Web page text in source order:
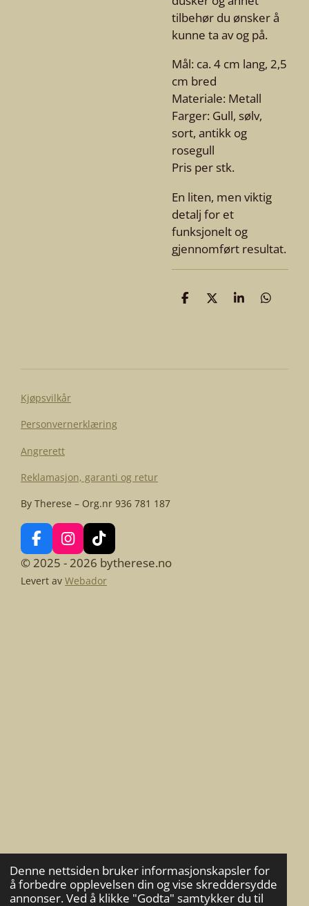
Denne nettsiden bruker informasjonskapsler for
å forbedre opplevelsen din og vise skreddersydde
annonser. Ved å klikke "Godta" samtykker du til
tilbehør du ønsker å
kunne ta av og på.
Mål: ca. 4 cm lang, 2,5
cm bred
Materiale: Metall
Farger: Gull, sølv,
sort, antikk og
rosegull
Pris per stk.
En liten, men viktig
detalj for et
funksjonelt og
gjennomført resultat.
D
D
D
D
Kjøpsvilkår
Personvernerklæring
Angrerett
Reklamasjon, garanti og retur
By Therese – Org.nr 936 781 187
F
a
c
e
I
n
s
t
T
i
k
T
© 2025 - 2026 bytherese.no
Levert av Webador